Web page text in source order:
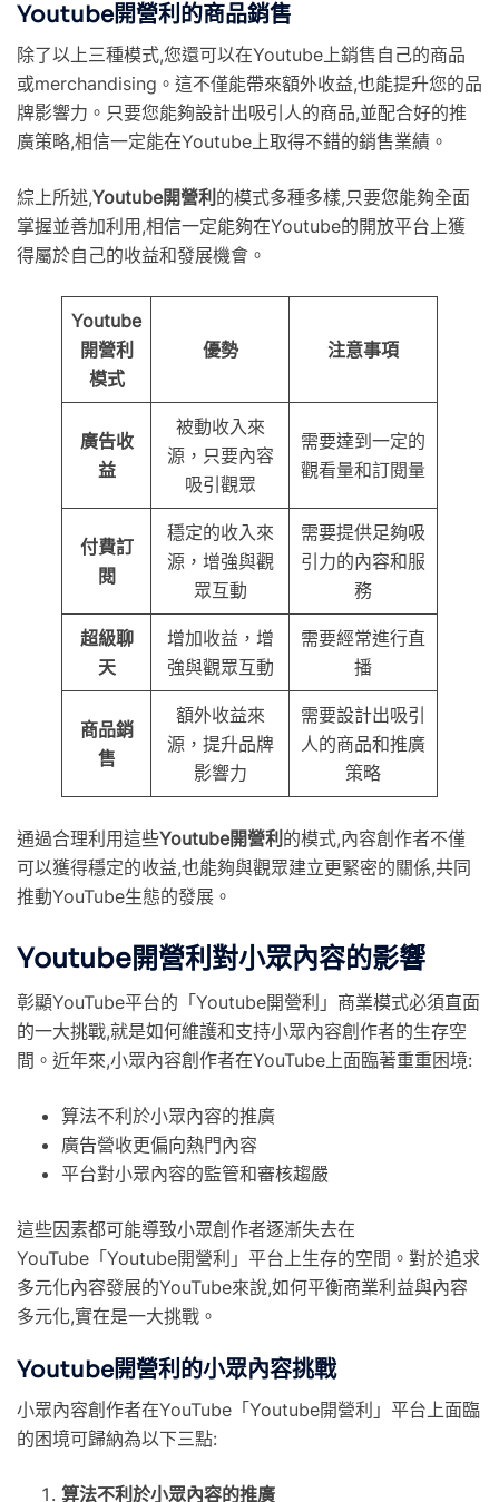
Youtube開營利的商品銷售
除了以上三種模式,您還可以在Youtube上銷售自己的商品
或merchandising。這不僅能帶來額外收益,也能提升您的品
牌影響力。只要您能夠設計出吸引人的商品,並配合好的推
廣策略,相信一定能在Youtube上取得不錯的銷售業績。
綜上所述,Youtube開營利 的模式多種多樣,只要您能夠全面
掌握並善加利用,相信一定能夠在Youtube的開放平台上獲
得屬於自己的收益和發展機會。
Youtube
開營利
模式
優勢 注意事項
廣告收
益
被動收入來
源，只要內容
吸引觀眾
需要達到一定的
觀看量和訂閱量
付費訂
閱
穩定的收入來
源，增強與觀
眾互動
需要提供足夠吸
引力的內容和服
務
超級聊
天
增加收益，增
強與觀眾互動
需要經常進行直
播
商品銷
售
額外收益來
源，提升品牌
影響力
需要設計出吸引
人的商品和推廣
策略
通過合理利用這些Youtube開營利 的模式,內容創作者不僅
可以獲得穩定的收益,也能夠與觀眾建立更緊密的關係,共同
推動YouTube生態的發展。
Youtube開營利對小眾內容的影響
彰顯YouTube平台的「Youtube開營利」商業模式必須直面
的一大挑戰,就是如何維護和支持小眾內容創作者的生存空
間。近年來,小眾內容創作者在YouTube上面臨著重重困境:
算法不利於小眾內容的推廣
廣告營收更偏向熱門內容
平台對小眾內容的監管和審核趨嚴
這些因素都可能導致小眾創作者逐漸失去在
YouTube「Youtube開營利」平台上生存的空間。對於追求
多元化內容發展的YouTube來說,如何平衡商業利益與內容
多元化,實在是一大挑戰。
Youtube開營利的小眾內容挑戰
小眾內容創作者在YouTube「Youtube開營利」平台上面臨
的困境可歸納為以下三點:
算法不利於小眾內容的推廣